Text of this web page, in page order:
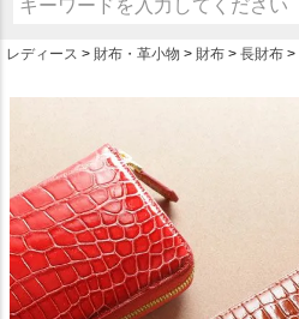
レディース 財布・革小物 財布 長財布